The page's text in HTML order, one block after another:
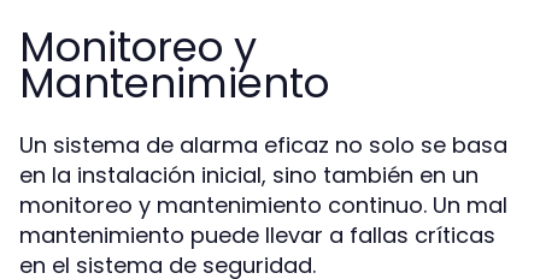
Monitoreo y
Mantenimiento
Un sistema de alarma eficaz no solo se basa
en la instalación inicial, sino también en un
monitoreo y mantenimiento continuo. Un mal
mantenimiento puede llevar a fallas críticas
en el sistema de seguridad.